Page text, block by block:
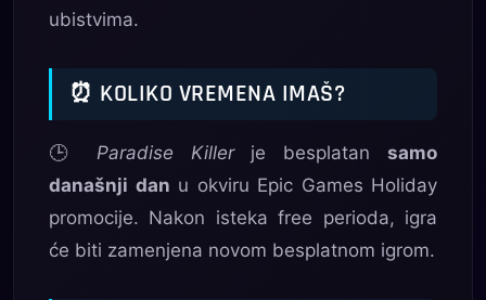
ubistvima.
⏰ KOLIKO VREMENA IMAŠ?
🕒 Paradise Killerje besplatansamo
današnji dan u okviru Epic Games Holiday
promocije. Nakon isteka free perioda, igra
će biti zamenjena novom besplatnom igrom.